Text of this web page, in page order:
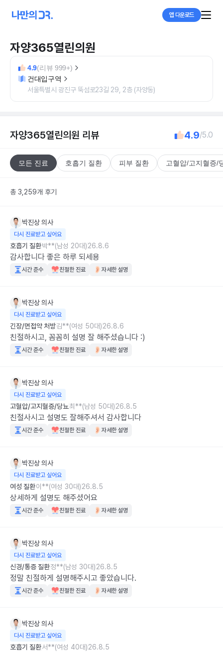
앱 다운로드
자양365열린의원
4.9(리뷰 999+)
건대입구역
서울특별시 광진구 뚝섬로23길 29, 2층 (자양동)
자양365열린의원 리뷰 4.9/5.0
모든 진료 호흡기 질환 피부 질환 고혈압/고지혈증/
총 3,259개 후기
박진상의사
다시 진료받고 싶어요
호흡기 질환박**(남성 20대)26.8.6
감사합니다 좋은 하루 되세용
시간 준수 친절한 진료 자세한 설명
박진상의사
다시 진료받고 싶어요
긴장/면접약 처방김**(여성 50대)26.8.6
친절하시고, 꼼꼼히 설명 잘 해주셨습니다 :)
시간 준수 친절한 진료 자세한 설명
박진상의사
다시 진료받고 싶어요
고혈압/고지혈증/당뇨최**(남성 50대)26.8.5
친절사시고 설명도 잘해주셔서 감사합니다
시간 준수 친절한 진료 자세한 설명
박진상의사
다시 진료받고 싶어요
여성 질환이**(여성 30대)26.8.5
상세하게 설명도 해주셨어요
시간 준수 친절한 진료 자세한 설명
박진상의사
다시 진료받고 싶어요
신경/통증 질환정**(남성 30대)26.8.5
정말 친절하게 설명해주시고 좋았습니다.
시간 준수 친절한 진료 자세한 설명
박진상의사
다시 진료받고 싶어요
호흡기 질환서**(여성 40대)26.8.5